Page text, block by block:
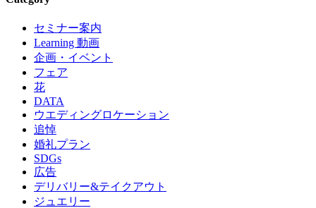
セミナー案内
Learning 動画
企画・イベント
フェア
花
DATA
ウエディングロケーション
追悼
婚礼プラン
SDGs
広告
デリバリー&テイクアウト
ジュエリー